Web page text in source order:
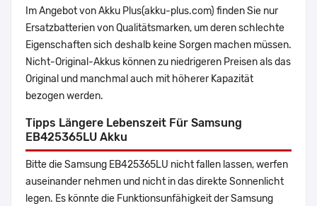
Im Angebot von Akku Plus(akku-plus.com) finden Sie nur
Ersatzbatterien von Qualitätsmarken, um deren schlechte
Eigenschaften sich deshalb keine Sorgen machen müssen.
Nicht-Original-Akkus können zu niedrigeren Preisen als das
Original und manchmal auch mit höherer Kapazität
bezogen werden.
Tipps Längere Lebenszeit Für Samsung
EB425365LU Akku
Bitte die Samsung EB425365LU nicht fallen lassen, werfen
auseinander nehmen und nicht in das direkte Sonnenlicht
legen. Es könnte die Funktionsunfähigkeit der Samsung